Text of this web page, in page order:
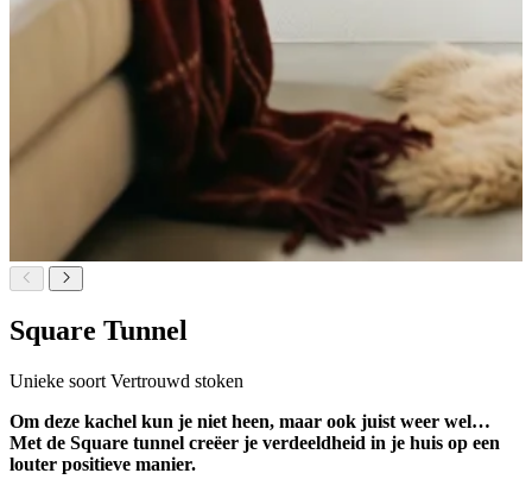
Square Tunnel
Unieke soort Vertrouwd stoken
Om deze kachel kun je niet heen, maar ook juist weer wel…
Met de Square tunnel creëer je verdeeldheid in je huis op een
louter positieve manier.